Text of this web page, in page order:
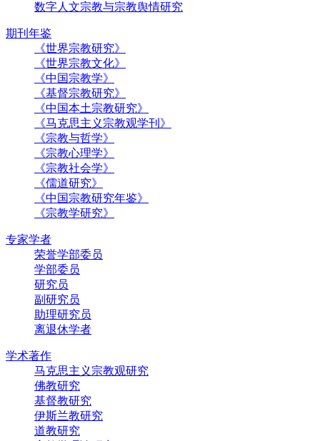
数字人文宗教与宗教舆情研究
期刊年鉴
《世界宗教研究》
《世界宗教文化》
《中国宗教学》
《基督宗教研究》
《中国本土宗教研究》
《马克思主义宗教观学刊》
《宗教与哲学》
《宗教心理学》
《宗教社会学》
《儒道研究》
《中国宗教研究年鉴》
《宗教学研究》
专家学者
荣誉学部委员
学部委员
研究员
副研究员
助理研究员
离退休学者
学术著作
马克思主义宗教观研究
佛教研究
基督教研究
伊斯兰教研究
道教研究